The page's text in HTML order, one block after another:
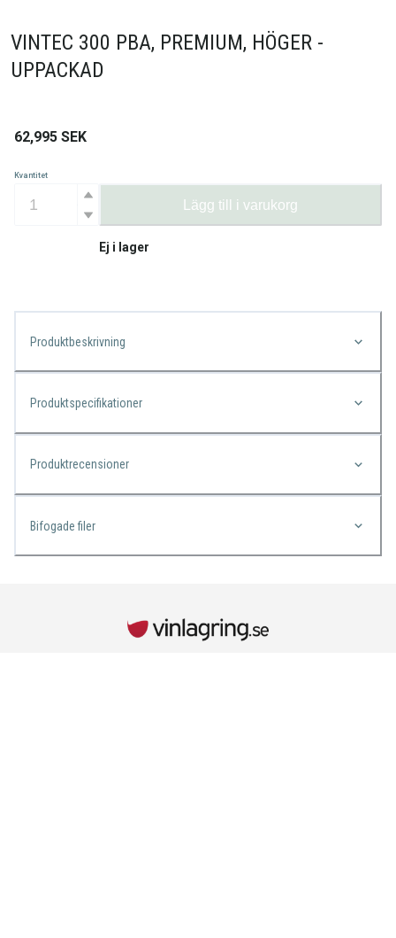
VINTEC 300 PBA, PREMIUM, HÖGER -
UPPACKAD
62,995 SEK
Kvantitet
Lägg till i varukorg
Ej i lager
Produktbeskrivning
Produktspecifikationer
Produktrecensioner
Bifogade filer